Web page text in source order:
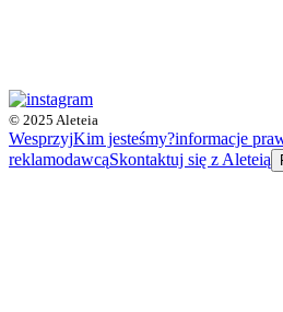
© 2025 Aleteia
WesprzyjKim jesteśmy?informacje
reklamodawcąSkontaktuj się z Aleteią